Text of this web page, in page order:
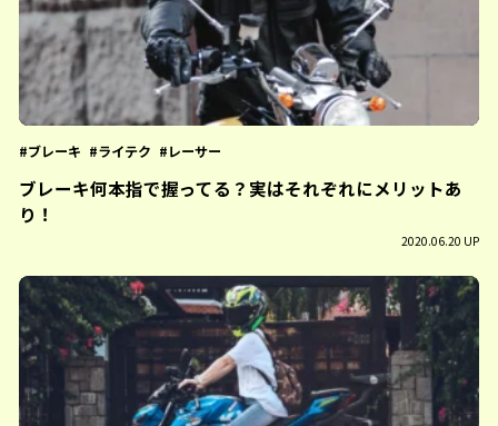
ブレーキ ライテク レーサー
ブレーキ何本指で握ってる？実はそれぞれにメリットあ
り！
2020.06.20 UP